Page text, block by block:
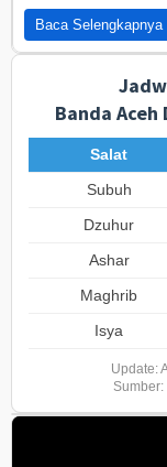
Baca Selengkapnya
Banda
Salat
Subuh
Dzuhur
Ashar
Maghrib
Isya
Update: